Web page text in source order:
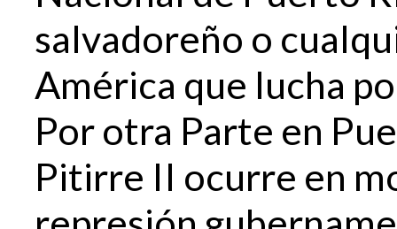
salvadoreño o
América que lucha
Por otra Parte en
Pitirre II ocurre en